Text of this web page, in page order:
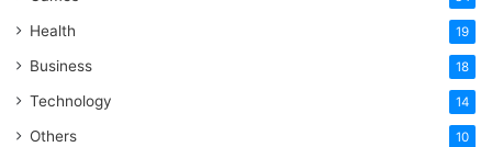
Health 19
Business 18
Technology 14
Others 10